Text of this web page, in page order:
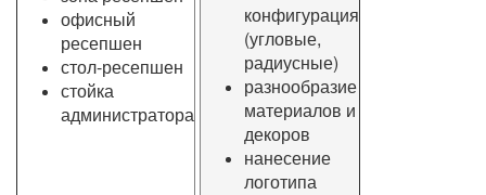
офисный
ресепшен
стол-ресепшен
стойка
администратора
конфигурация
(угловые,
радиусные)
разнообразие
материалов и
декоров
нанесение
логотипа